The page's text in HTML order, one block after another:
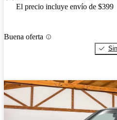
El precio incluye envío de $399
Buena oferta